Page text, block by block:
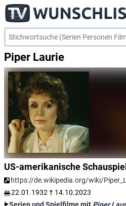
Piper Laurie
US-amerikanische
https://de.wikipedia.org/wiki/
22.01.1932 † 14.10.2023